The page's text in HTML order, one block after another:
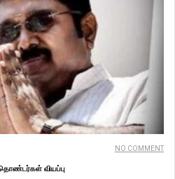
NO COMMENT
தொண்டர்கள் வியப்பு